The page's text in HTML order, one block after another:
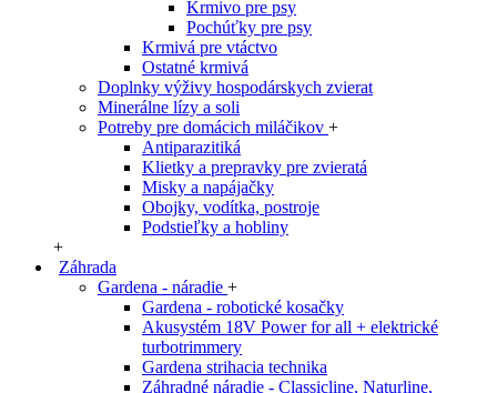
Krmivo pre psy
Pochúťky pre psy
Krmivá pre vtáctvo
Ostatné krmivá
Doplnky výživy hospodárskych zvierat
Minerálne lízy a soli
Potreby pre domácich miláčikov +
Antiparazitiká
Klietky a prepravky pre zvieratá
Misky a napájačky
Obojky, vodítka, postroje
Podstieľky a hobliny
+
Záhrada
Gardena - náradie +
Gardena - robotické kosačky
Akusystém 18V Power for all + elektrické
turbotrimmery
Gardena strihacia technika
Záhradné náradie - Classicline, Naturline,